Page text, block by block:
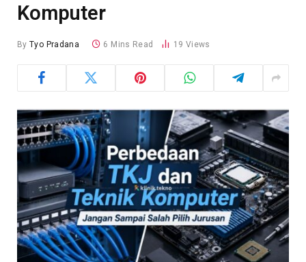
Komputer
By Tyo Pradana 6 Mins Read 19 Views